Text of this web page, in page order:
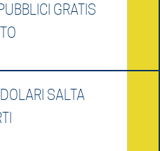
GRATIS
SALTA